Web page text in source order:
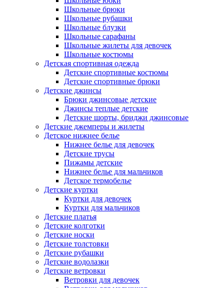
Школьные брюки
Школьные рубашки
Школьные блузки
Школьные сарафаны
Школьные жилеты для девочек
Школьные костюмы
Детская спортивная одежда
Детские спортивные костюмы
Детские спортивные брюки
Детские джинсы
Брюки джинсовые детские
Джинсы теплые детские
Детские шорты, бриджи джинсовые
Детские джемперы и жилеты
Детское нижнее белье
Нижнее белье для девочек
Детские трусы
Пижамы детские
Нижнее белье для мальчиков
Детское термобелье
Детские куртки
Куртки для девочек
Куртки для мальчиков
Детские платья
Детские колготки
Детские носки
Детские толстовки
Детские рубашки
Детские водолазки
Детские ветровки
Ветровки для девочек